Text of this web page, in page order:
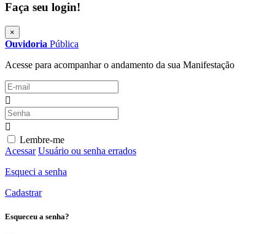
Faça seu login!
×
Ouvidoria Pública
Acesse para acompanhar o andamento da sua Manifestação
Lembre-me
Acessar Usuário ou senha errados
Esqueci a senha
Cadastrar
Esqueceu a senha?